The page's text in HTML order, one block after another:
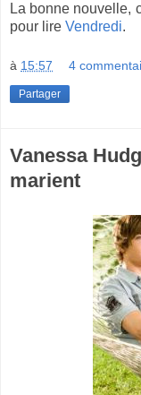
La bonne nouvelle,
pour lire Vendredi.
à 15:57 4
Partager
Vanessa
marient